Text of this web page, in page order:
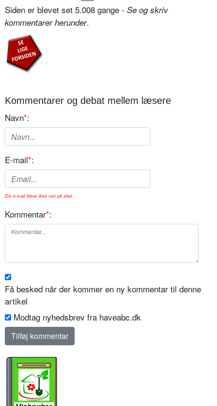
Siden er blevet set 5.008 gange - Se og skriv
kommentarer herunder.
Kommentarer og debat mellem læsere
Navn*:
E-mail*:
Din e-mail bliver ikke vist på sitet.
Kommentar*:
Få besked når der kommer en ny kommentar til denne
artikel
Modtag nyhedsbrev fra haveabc.dk